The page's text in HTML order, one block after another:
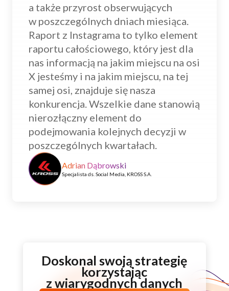
a także przyrost obserwujących
w poszczególnych dniach miesiąca.
Raport z Instagrama to tylko element
raportu całościowego, który jest dla
nas informacją na jakim miejscu na osi
X jesteśmy i na jakim miejscu, na tej
samej osi, znajduje się nasza
konkurencja. Wszelkie dane stanowią
nierozłączny element do
podejmowania kolejnych decyzji w
poszczególnych kwartałach.
Adrian Dąbrowski
Specjalista ds. Social Media, KROSS S.A.
Doskonal swoją strategię
korzystając
z wiarygodnych danych